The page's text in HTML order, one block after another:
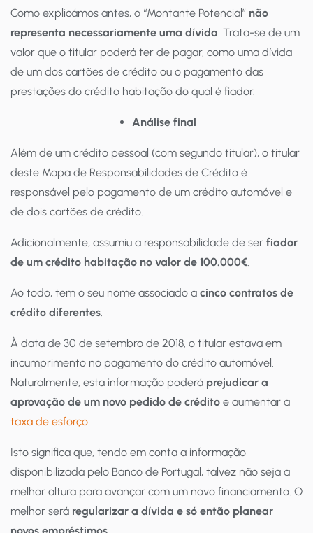
Como explicámos antes, o “Montante Potencial” não
representa necessariamente uma dívida. Trata-se de um
valor que o titular poderá ter de pagar, como uma dívida
de um dos cartões de crédito ou o pagamento das
prestações do crédito habitação do qual é fiador.
Análise final
Além de um crédito pessoal (com segundo titular), o titular
deste Mapa de Responsabilidades de Crédito é
responsável pelo pagamento de um crédito automóvel e
de dois cartões de crédito.
Adicionalmente, assumiu a responsabilidade de ser fiador
de um crédito habitação no valor de 100.000€.
Ao todo, tem o seu nome associado a cinco contratos de
crédito diferentes.
À data de 30 de setembro de 2018, o titular estava em
incumprimento no pagamento do crédito automóvel.
Naturalmente, esta informação poderá prejudicar a
aprovação de um novo pedido de crédito e aumentar a
taxa de esforço.
Isto significa que, tendo em conta a informação
disponibilizada pelo Banco de Portugal, talvez não seja a
melhor altura para avançar com um novo financiamento. O
melhor será regularizar a dívida e só então planear